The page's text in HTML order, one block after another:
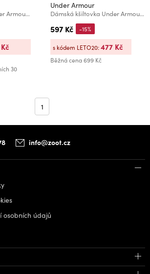
Dámská kšiltovka Under Armour Favorites Hat
30
Under Armour
Dámská kšiltovka Under Armour W Blitzing Low ADJ
597 Kč
Běžná cena699 Kč
-15%
s kódem LETO20:477 Kč
1
info@zoot.cz
osobních údajů